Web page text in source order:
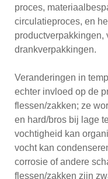
proces,
circulatieproces, en
productverpakkingen,
drankverpakkingen.
Veranderingen in
echter invloed op de
flessen/zakken; ze
en hard/bros bij lage
vochtigheid kan
vocht kan
corrosie of andere
flessen/zakken zijn